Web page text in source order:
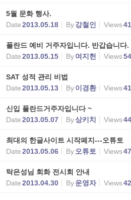
5월 문화 행사.
Date2013.05.18 By강철인 Views
폴란드 예비 거주자입니다. 반갑습니다.
Date2013.05.15 By여지헌 Views
SAT 성적 관리 비법
Date2013.05.13 By이경환 Views
신입 폴란드거주자입니다 ~
Date2013.05.07 By상키치 Views
최대의 한글사이트 시작페지---오튜토
Date2013.05.06 By 오튜토 Views
탁은성님 회화 전시회 안내
Date2013.04.30 By운영자 Views